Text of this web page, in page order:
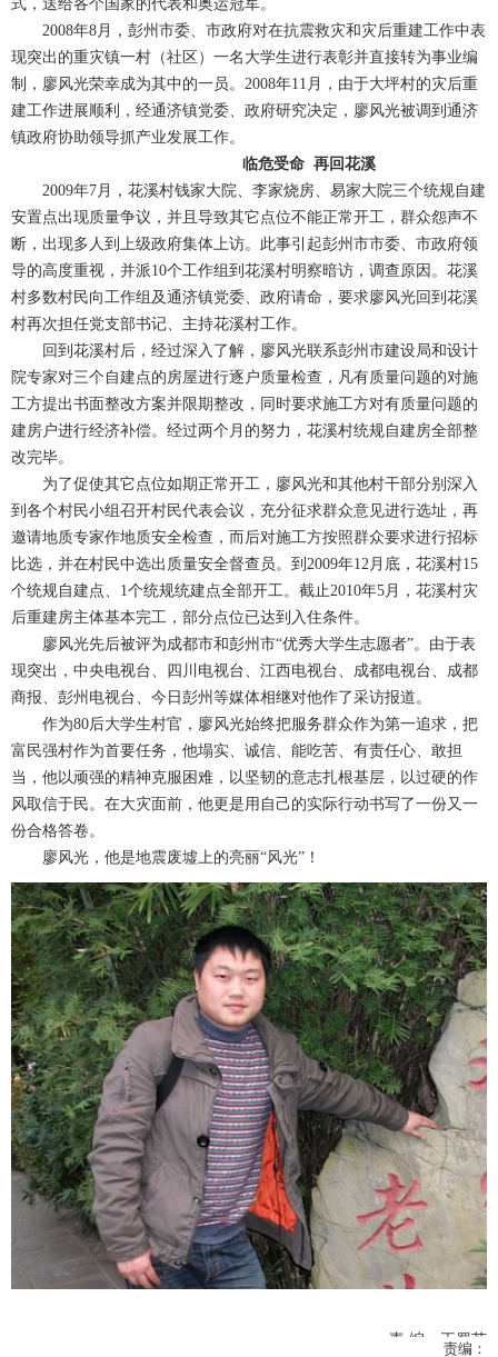
式，送给各个国家的代表和奥运冠军。
2008年8月，彭州市委、市政府对在抗震救灾和灾后重建工作中表
现突出的重灾镇一村（社区）一名大学生进行表彰并直接转为事业编
制，廖风光荣幸成为其中的一员。2008年11月，由于大坪村的灾后重
建工作进展顺利，经通济镇党委、政府研究决定，廖风光被调到通济
镇政府协助领导抓产业发展工作。
临危受命 再回花溪
2009年7月，花溪村钱家大院、李家烧房、易家大院三个统规自建
安置点出现质量争议，并且导致其它点位不能正常开工，群众怨声不
断，出现多人到上级政府集体上访。此事引起彭州市市委、市政府领
导的高度重视，并派10个工作组到花溪村明察暗访，调查原因。花溪
村多数村民向工作组及通济镇党委、政府请命，要求廖风光回到花溪
村再次担任党支部书记、主持花溪村工作。
回到花溪村后，经过深入了解，廖风光联系彭州市建设局和设计
院专家对三个自建点的房屋进行逐户质量检查，凡有质量问题的对施
工方提出书面整改方案并限期整改，同时要求施工方对有质量问题的
建房户进行经济补偿。经过两个月的努力，花溪村统规自建房全部整
改完毕。
为了促使其它点位如期正常开工，廖风光和其他村干部分别深入
到各个村民小组召开村民代表会议，充分征求群众意见进行选址，再
邀请地质专家作地质安全检查，而后对施工方按照群众要求进行招标
比选，并在村民中选出质量安全督查员。到2009年12月底，花溪村15
个统规自建点、1个统规统建点全部开工。截止2010年5月，花溪村灾
后重建房主体基本完工，部分点位已达到入住条件。
廖风光先后被评为成都市和彭州市“优秀大学生志愿者”。由于表
现突出，中央电视台、四川电视台、江西电视台、成都电视台、成都
商报、彭州电视台、今日彭州等媒体相继对他作了采访报道。
作为80后大学生村官，廖风光始终把服务群众作为第一追求，把
富民强村作为首要任务，他塌实、诚信、能吃苦、有责任心、敢担
当，他以顽强的精神克服困难，以坚韧的意志扎根基层，以过硬的作
风取信于民。在大灾面前，他更是用自己的实际行动书写了一份又一
份合格答卷。
廖风光，他是地震废墟上的亮丽“风光”！
责 编：王蜀苏
责编：